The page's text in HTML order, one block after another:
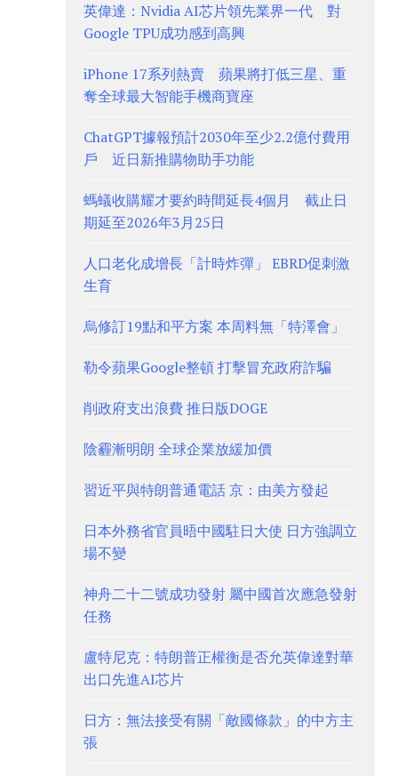
英偉達：Nvidia AI芯片領先業界一代 對
Google TPU成功感到高興
iPhone 17系列熱賣 蘋果將打低三星、重
奪全球最大智能手機商寶座
ChatGPT據報預計2030年至少2.2億付費用
戶 近日新推購物助手功能
螞蟻收購耀才要約時間延長4個月 截止日
期延至2026年3月25日
人口老化成增長「計時炸彈」 EBRD促刺激
生育
烏修訂19點和平方案 本周料無「特澤會」
勒令蘋果Google整頓 打擊冒充政府詐騙
削政府支出浪費 推日版DOGE
陰霾漸明朗 全球企業放緩加價
習近平與特朗普通電話 京：由美方發起
日本外務省官員晤中國駐日大使 日方強調立
場不變
神舟二十二號成功發射 屬中國首次應急發射
任務
盧特尼克：特朗普正權衡是否允英偉達對華
出口先進AI芯片
日方：無法接受有關「敵國條款」的中方主
張